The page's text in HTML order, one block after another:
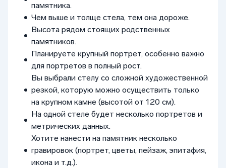
памятника.
Чем выше и толще стела, тем она дороже.
Высота рядом стоящих родственных
памятников.
Планируете крупный портрет, особенно важно
для портретов в полный рост.
Вы выбрали стелу со сложной художественной
резкой, которую можно осуществить только
на крупном камне (высотой от 120 см).
На одной стеле будет несколько портретов и
метрических данных.
Хотите нанести на памятник несколько
гравировок (портрет, цветы, пейзаж, эпитафия,
икона и т.д.).